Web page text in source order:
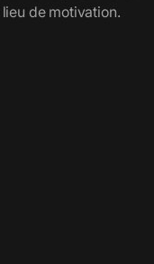
de motivation.